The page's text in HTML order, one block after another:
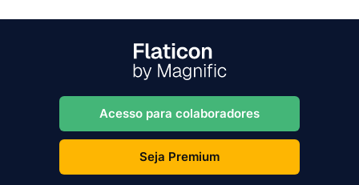
Acesso para colaboradores
Seja Premium